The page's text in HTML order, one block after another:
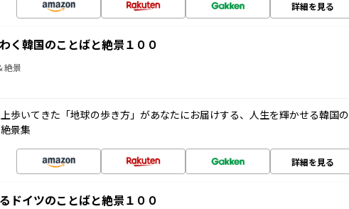
詳細を見る
く韓国のことばと絶景１００
絶景
歩いてきた「地球の歩き方」があなたにお届けする、人生を輝かせる韓国の
景集
詳細を見る
ドイツのことばと絶景１００